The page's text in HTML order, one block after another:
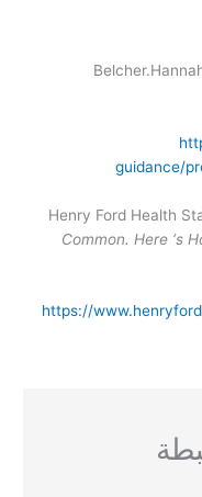
Belcher.
guidance/
Henry Ford Health
Common. Here ‘s
https://